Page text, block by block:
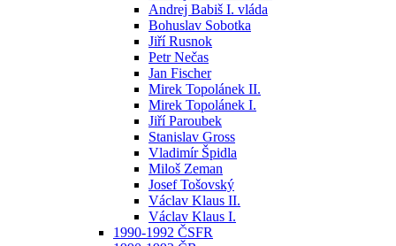
Andrej Babiš I. vláda
Bohuslav Sobotka
Jiří Rusnok
Petr Nečas
Jan Fischer
Mirek Topolánek II.
Mirek Topolánek I.
Jiří Paroubek
Stanislav Gross
Vladimír Špidla
Miloš Zeman
Josef Tošovský
Václav Klaus II.
Václav Klaus I.
1990-1992 ČSFR